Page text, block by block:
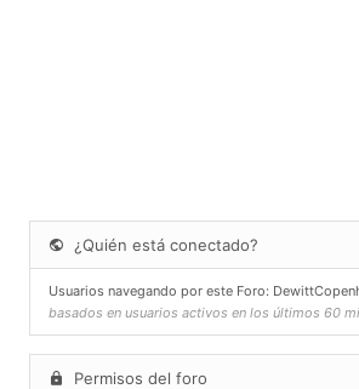
¿Quién está conectado?
Usuarios navegando por este Foro:
basados en usuarios activos en los últimos 60
Permisos del foro